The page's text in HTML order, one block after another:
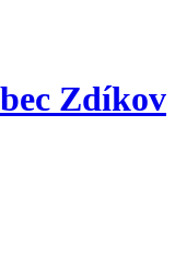
Zdíkov